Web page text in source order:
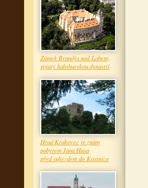
Zámek Brandýs nad Labem,
spjatý habsburskou dynastií
Hrad Krakovec je znám
pobytem Jana Husa
před odjezdem do Kostnice